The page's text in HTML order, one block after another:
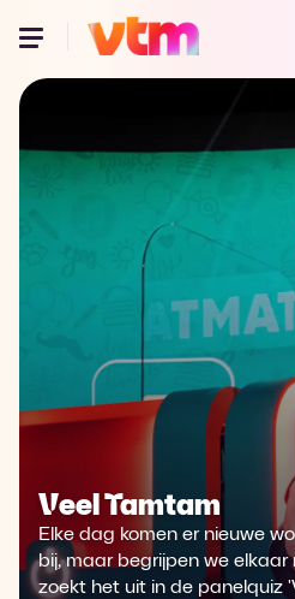
Voor je onze
best je browser
van de
Google Chrome
Firefox
Safari
Microsoft Edge
Veel Tamtam
Elke dag komen er nieuwe
bij, maar begrijpen we elkaar
zoekt het uit in de panelquiz